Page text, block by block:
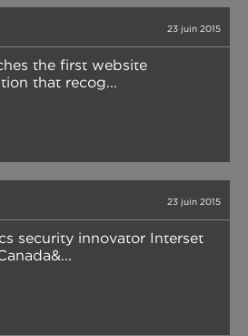
23 juin 2015
the first website
that recog...
23 juin 2015
security innovator Interset